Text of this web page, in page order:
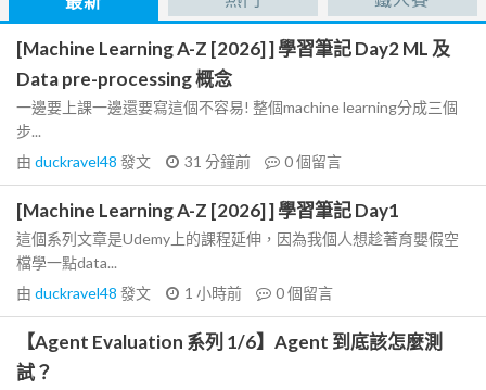
[Machine Learning A-Z [2026] ] 學習筆記 Day2 ML 及
Data pre-processing 概念
一邊要上課一邊還要寫這個不容易! 整個machine learning分成三個
步...
由 duckravel48 發文 31 分鐘前 0個留言
[Machine Learning A-Z [2026] ] 學習筆記 Day1
這個系列文章是Udemy上的課程延伸，因為我個人想趁著育嬰假空
檔學一點data...
由 duckravel48 發文 1 小時前 0個留言
【Agent Evaluation 系列 1/6】Agent 到底該怎麼測
試？